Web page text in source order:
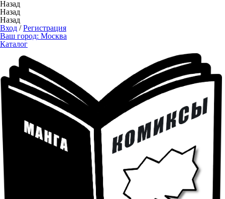
Назад
Назад
Назад
Вход /Регистрация
Ваш город: Москва
Каталог